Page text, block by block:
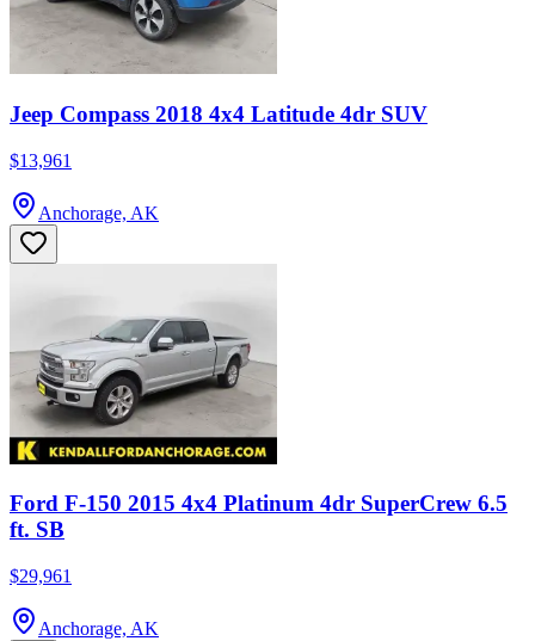
Jeep Compass 2018 4x4 Latitude 4dr SUV
$13,961
Anchorage, AK
Ford F-150 2015 4x4 Platinum 4dr SuperCrew 6.5
ft. SB
$29,961
Anchorage, AK